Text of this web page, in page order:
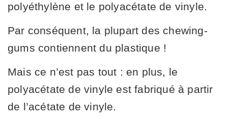
polyéthylène et le polyacétate de vinyle.
Par conséquent, la plupart des chewing-
gums contiennent du plastique !
Mais ce n’est pas tout : en plus, le
polyacétate de vinyle est fabriqué à partir
de l’acétate de vinyle.